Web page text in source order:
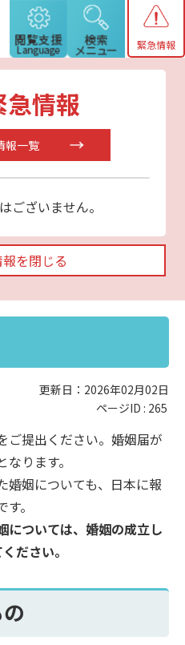
緊急情報
急情報
報一覧
ございません。
を閉じる
更新日：2026年02月02日
ページID : 265
ご提出ください。婚姻届が
ります。
婚姻についても、日本に報
。
については、婚姻の成立し
ださい。